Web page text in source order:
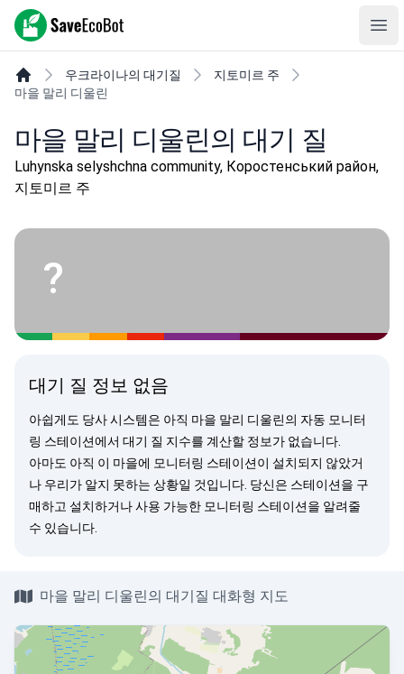
SaveEcoBot
우크라이나의 대기질
지토미르 주
마을 말리 디울린
마을 말리 디울린의 대기 질
Luhynska selyshchna community, Коростенський район,
지토미르 주
?
대기 질 정보 없음
아쉽게도 당사 시스템은 아직 마을 말리 디울린의 자동 모니터
링 스테이션에서 대기 질 지수를 계산할 정보가 없습니다.
아마도 아직 이 마을에 모니터링 스테이션이 설치되지 않았거
나 우리가 알지 못하는 상황일 것입니다. 당신은 스테이션을 구
매하고 설치하거나 사용 가능한 모니터링 스테이션을 알려줄
수 있습니다.
마을 말리 디울린의 대기질 대화형 지도